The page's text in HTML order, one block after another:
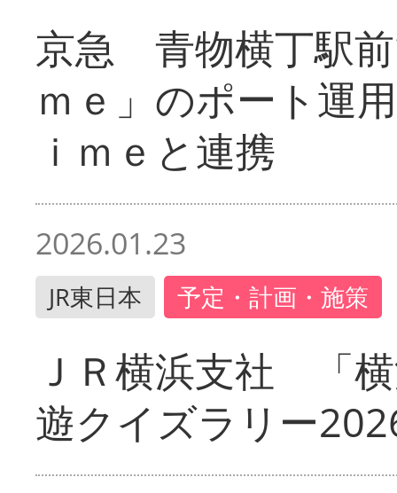
京急 青物横丁駅
ｍｅ」のポート運
ｉｍｅと連携
2026.01.23
JR東日本 予定・計画・施策
ＪＲ横浜支社 「
遊クイズラリー